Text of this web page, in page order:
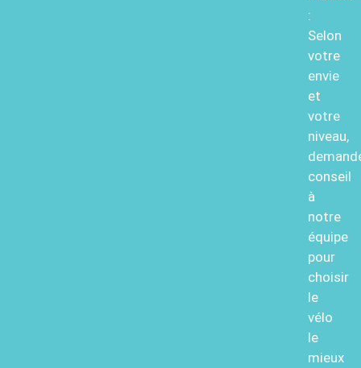
:
Selon
votre
envie
et
votre
niveau,
conseil
à
notre
équipe
pour
choisir
le
vélo
le
mieux